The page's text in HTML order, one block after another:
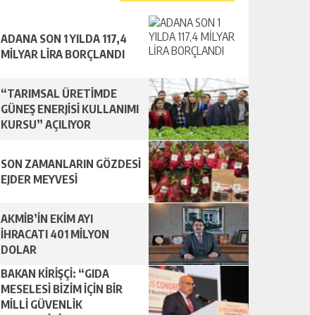
ADANA SON 1 YILDA 117,4
MİLYAR LİRA BORÇLANDI
“TARIMSAL ÜRETİMDE
GÜNEŞ ENERJİSİ KULLANIMI
KURSU” AÇILIYOR
SON ZAMANLARIN GÖZDESİ
EJDER MEYVESİ
AKMİB’İN EKİM AYI
İHRACATI 401 MİLYON
DOLAR
BAKAN KİRİŞÇİ: “GIDA
MESELESİ BİZİM İÇİN BİR
MİLLİ GÜVENLİK